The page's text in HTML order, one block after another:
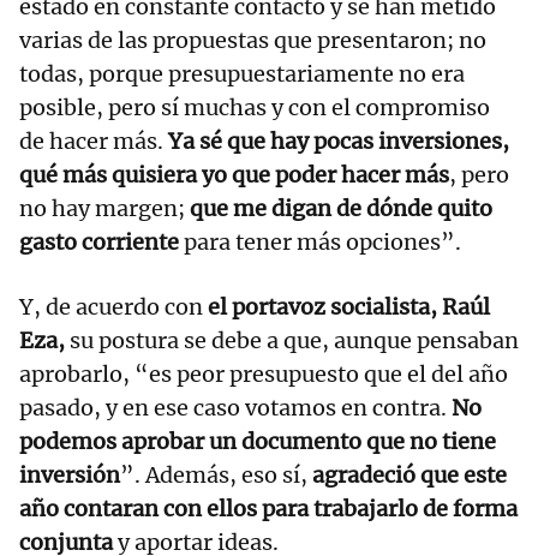
estado en constante contacto y se han metido
varias de las propuestas que presentaron; no
todas, porque presupuestariamente no era
posible, pero sí muchas y con el compromiso
de hacer más.Ya sé que hay pocas inversiones,
qué más quisiera yo que poder hacer más, pero
no hay margen; que me digan de dónde quito
gasto corrientepara tener más opciones”.
Y, de acuerdo conel portavoz socialista, Raúl
Eza, su postura se debe a que, aunque pensaban
aprobarlo, “es peor presupuesto que el del año
pasado, y en ese caso votamos en contra. No
podemos aprobar un documento que no tiene
inversión”. Además, eso sí, agradeció que este
año contaran con ellos para trabajarlo de forma
conjuntay aportar ideas.